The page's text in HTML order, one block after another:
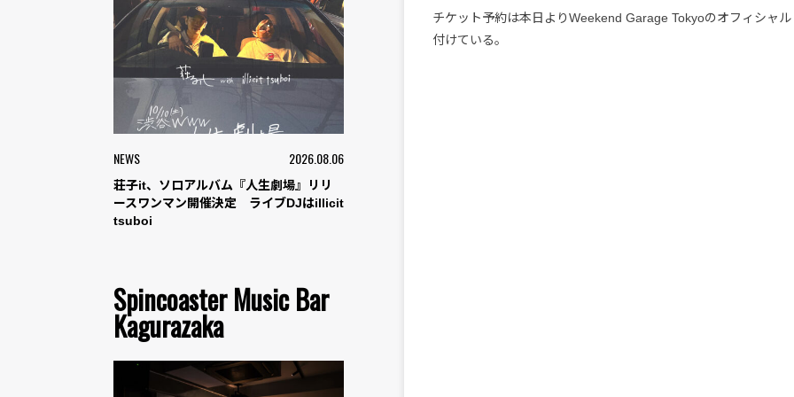
NEWS 2026.08.06
荘子it、ソロアルバム『人生劇場』リリ
ースワンマン開催決定 ライブDJはillicit
tsuboi
Spincoaster Music Bar
Kagurazaka
チケット予約は本日よりWeekend Garage Tokyoのオフィシャ
付けている。